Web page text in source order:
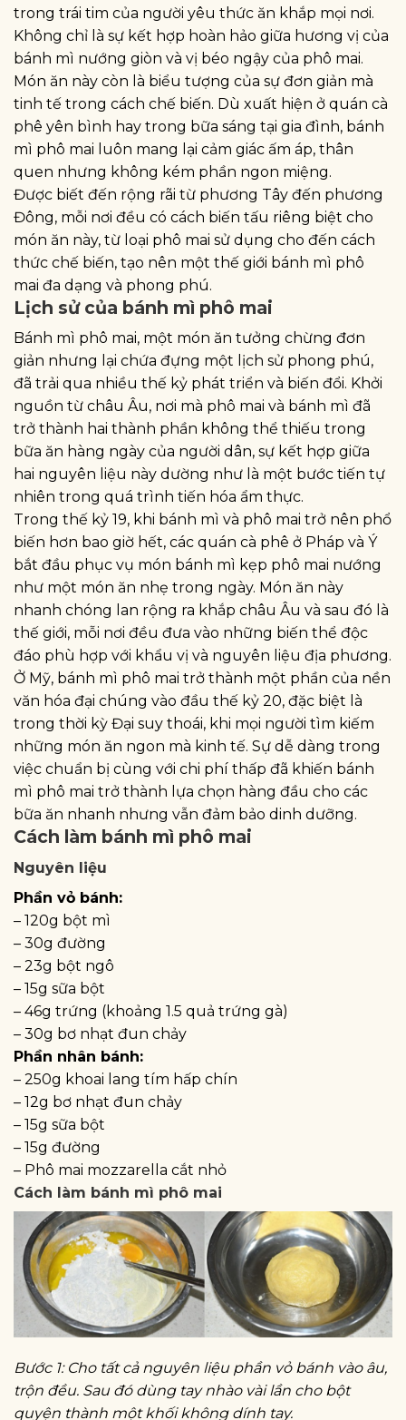
trong trái tim của người yêu thức ăn khắp mọi nơi.
Không chỉ là sự kết hợp hoàn hảo giữa hương vị của
bánh mì nướng giòn và vị béo ngậy của phô mai.
Món ăn này còn là biểu tượng của sự đơn giản mà
tinh tế trong cách chế biến. Dù xuất hiện ở quán cà
phê yên bình hay trong bữa sáng tại gia đình, bánh
mì phô mai luôn mang lại cảm giác ấm áp, thân
quen nhưng không kém phần ngon miệng.
Được biết đến rộng rãi từ phương Tây đến phương
Đông, mỗi nơi đều có cách biến tấu riêng biệt cho
món ăn này, từ loại phô mai sử dụng cho đến cách
thức chế biến, tạo nên một thế giới bánh mì phô
mai đa dạng và phong phú.
Lịch sử của bánh mì phô mai
Bánh mì phô mai, một món ăn tưởng chừng đơn
giản nhưng lại chứa đựng một lịch sử phong phú,
đã trải qua nhiều thế kỷ phát triển và biến đổi. Khởi
nguồn từ châu Âu, nơi mà phô mai và bánh mì đã
trở thành hai thành phần không thể thiếu trong
bữa ăn hàng ngày của người dân, sự kết hợp giữa
hai nguyên liệu này dường như là một bước tiến tự
nhiên trong quá trình tiến hóa ẩm thực.
Trong thế kỷ 19, khi bánh mì và phô mai trở nên phổ
biến hơn bao giờ hết, các quán cà phê ở Pháp và Ý
bắt đầu phục vụ món bánh mì kẹp phô mai nướng
như một món ăn nhẹ trong ngày. Món ăn này
nhanh chóng lan rộng ra khắp châu Âu và sau đó là
thế giới, mỗi nơi đều đưa vào những biến thể độc
đáo phù hợp với khẩu vị và nguyên liệu địa phương.
Ở Mỹ, bánh mì phô mai trở thành một phần của nền
văn hóa đại chúng vào đầu thế kỷ 20, đặc biệt là
trong thời kỳ Đại suy thoái, khi mọi người tìm kiếm
những món ăn ngon mà kinh tế. Sự dễ dàng trong
việc chuẩn bị cùng với chi phí thấp đã khiến bánh
mì phô mai trở thành lựa chọn hàng đầu cho các
bữa ăn nhanh nhưng vẫn đảm bảo dinh dưỡng.
Cách làm bánh mì phô mai
Nguyên liệu
Phần vỏ bánh:
– 120g bột mì
– 30g đường
– 23g bột ngô
– 15g sữa bột
– 46g trứng (khoảng 1.5 quả trứng gà)
– 30g bơ nhạt đun chảy
Phần nhân bánh:
– 250g khoai lang tím hấp chín
– 12g bơ nhạt đun chảy
– 15g sữa bột
– 15g đường
– Phô mai mozzarella cắt nhỏ
Cách làm bánh mì phô mai
Bước 1: Cho tất cả nguyên liệu phần vỏ bánh vào âu,
trộn đều. Sau đó dùng tay nhào vài lần cho bột
quyện thành một khối không dính tay.